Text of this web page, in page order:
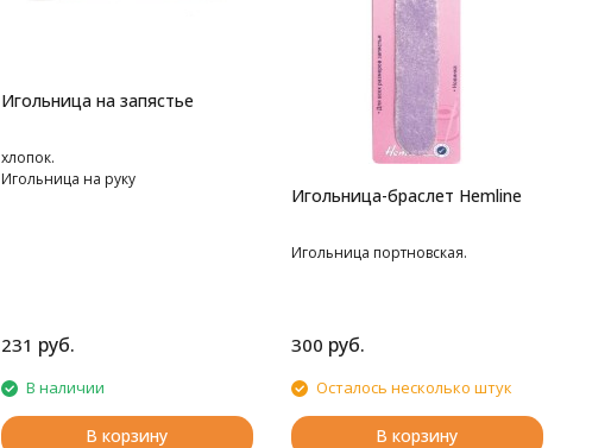
Игольница на запястье
хлопок.
Игольница на руку
231 руб.
В наличии
В корзину
Игольница-браслет Hemline
Игольница портновская.
300 руб.
Осталось несколько штук
В корзину